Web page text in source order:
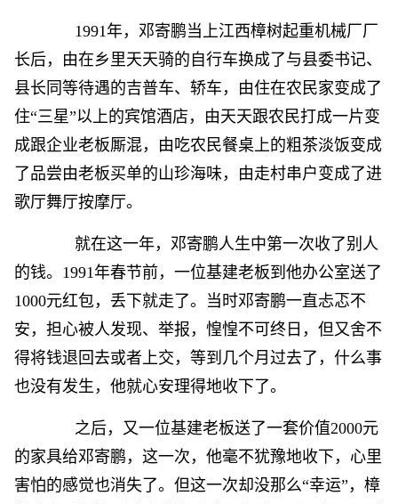
1991年，邓寄鹏当上江西樟树起重机械厂厂
长后，由在乡里天天骑的自行车换成了与县委书记、
县长同等待遇的吉普车、轿车，由住在农民家变成了
住“三星”以上的宾馆酒店，由天天跟农民打成一片变
成跟企业老板厮混，由吃农民餐桌上的粗茶淡饭变成
了品尝由老板买单的山珍海味，由走村串户变成了进
歌厅舞厅按摩厅。
就在这一年，邓寄鹏人生中第一次收了别人
的钱。1991年春节前，一位基建老板到他办公室送了
1000元红包，丢下就走了。当时邓寄鹏一直忐忑不
安，担心被人发现、举报，惶惶不可终日，但又舍不
得将钱退回去或者上交，等到几个月过去了，什么事
也没有发生，他就心安理得地收下了。
之后，又一位基建老板送了一套价值2000元
的家具给邓寄鹏，这一次，他毫不犹豫地收下，心里
害怕的感觉也消失了。但这一次却没那么“幸运”，樟